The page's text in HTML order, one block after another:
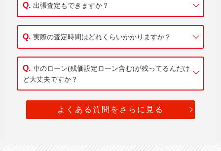
出張査定もできますか？
実際の査定時間はどれくらいかかりますか？
車のローン(残価設定ローン含む)が残ってるんだけ
ど大丈夫ですか？
よくある質問をさらに見る